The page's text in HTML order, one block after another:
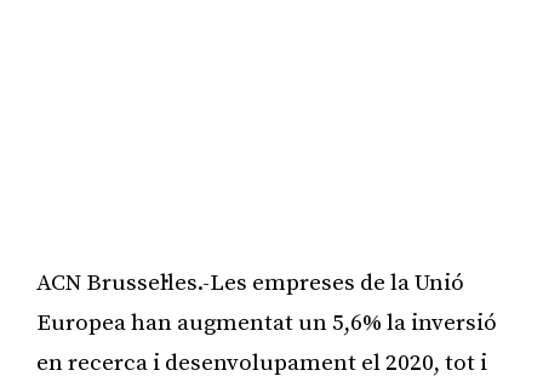
ACN Brussel·les.-Les empreses de la Unió
Europea han augmentat un 5,6% la inversió
en recerca i desenvolupament el 2020, tot i